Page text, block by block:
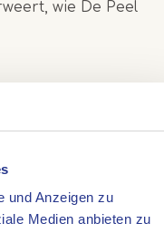
und Anzeigen zu
Medien anbieten zu
wie De Peel
Grüne laden
gibt es
der Außenkamin